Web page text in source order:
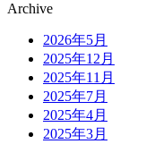
Archive
2026年5月
2025年12月
2025年11月
2025年7月
2025年4月
2025年3月